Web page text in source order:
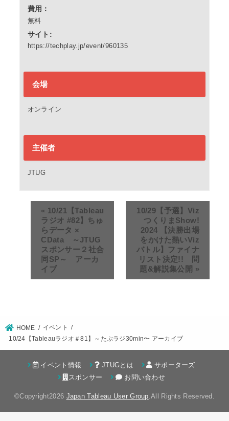
費用：
無料
サイト:
https://techplay.jp/event/960135
会場
オンライン
主催者
JTUG
« 10/21【Tableau
ラジオ #82】ちゅ
らデータ ×
CData ～JTUG
スポンサー２社合
同SP～ アーカ
イブ
10/29【予選】Viz
つくりまShow!
2024 【決勝出場
をかけた熱いViz
バトル】ファイナ
リスト決定!! 問
題&解説集公開 »
HOME
イベント
10/24【Tableauラジオ＃81】～たぶラジ30min〜 アーカイブ
イベント情報 JTUGとは
サポーターズ
スポンサー
お問い合わせ
©Copyright2026 Japan Tableau User Group.All Rights Reserved.